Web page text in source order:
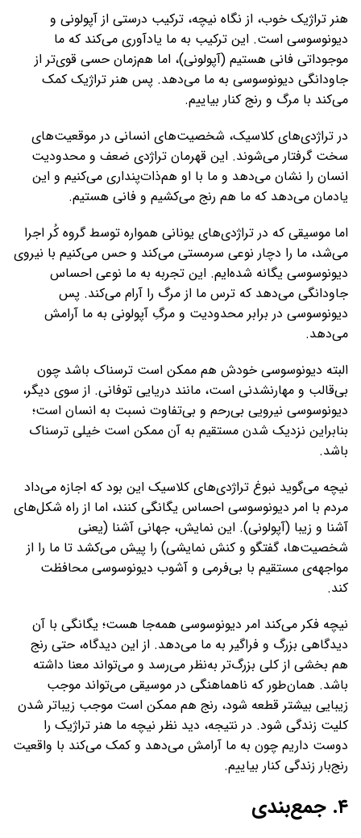
هنر تراژیک خوب، از نگاه نیچه، ترکیب درستی از آپولونی و
دیونوسوسی است. این ترکیب به ما یادآوری می‌کند که ما
موجوداتی فانی هستیم (آپولونی)، اما هم‌زمان حسی قوی‌تر از
جاودانگی دیونوسوسی به ما می‌دهد. پس هنر تراژیک کمک
می‌کند با مرگ و رنج کنار بیاییم.
در تراژدی‌های کلاسیک، شخصیت‌های انسانی در موقعیت‌های
سخت گرفتار می‌شوند. این قهرمان تراژدی ضعف و محدودیت
انسان را نشان می‌دهد و ما با او هم‌ذات‌پنداری می‌کنیم و این
یادمان می‌دهد که ما هم رنج می‌کشیم و فانی هستیم.
اما موسیقی که در تراژدی‌های یونانی همواره توسط گروه کُر اجرا
می‌شد، ما را دچار نوعی سرمستی می‌کند و حس می‌کنیم با نیروی
دیونوسوسی یگانه شده‌ایم. این تجربه به ما نوعی احساس
جاودانگی می‌دهد که ترس ما از مرگ را آرام می‌کند. پس
دیونوسوسی در برابر محدودیت و مرگِ آپولونی به ما آرامش
می‌دهد.
البته دیونوسوسی خودش هم ممکن است ترسناک باشد چون
بی‌قالب و مهارنشدنی است، مانند دریایی توفانی. از سوی دیگر،
دیونوسوسی نیرویی بی‌رحم و بی‌تفاوت نسبت به انسان است؛
بنابراین نزدیک شدن مستقیم به آن ممکن است خیلی ترسناک
باشد.
نیچه می‌گوید نبوغ تراژدی‌های کلاسیک این بود که اجازه می‌داد
مردم با امر دیونوسوسی احساس یگانگی کنند، اما از راه شکل‌های
آشنا و زیبا (آپولونی). این نمایش، جهانی آشنا (یعنی
شخصیت‌ها، گفتگو و کنش نمایشی) را پیش می‌کشد تا ما را از
مواجهه‌ی مستقیم با بی‌فرمی و آشوب دیونوسوسی محافظت
کند.
نیچه فکر می‌کند امر دیونوسوسی همه‌جا هست؛ یگانگی با آن
دیدگاهی بزرگ و فراگیر به ما می‌دهد. از این دیدگاه، حتی رنج
هم بخشی از کلی بزرگ‌تر به‌نظر می‌رسد و می‌تواند معنا داشته
باشد. همان‌طور که ناهماهنگی در موسیقی می‌تواند موجب
زیبایی بیشتر قطعه شود، رنج هم ممکن است موجب زیباتر شدن
کلیت زندگی شود. در نتیجه، دید نظر نیچه ما هنر تراژیک را
دوست داریم چون به ما آرامش می‌دهد و کمک می‌کند با واقعیت
رنج‌بار زندگی کنار بیاییم.
۴. جمع‌بندی